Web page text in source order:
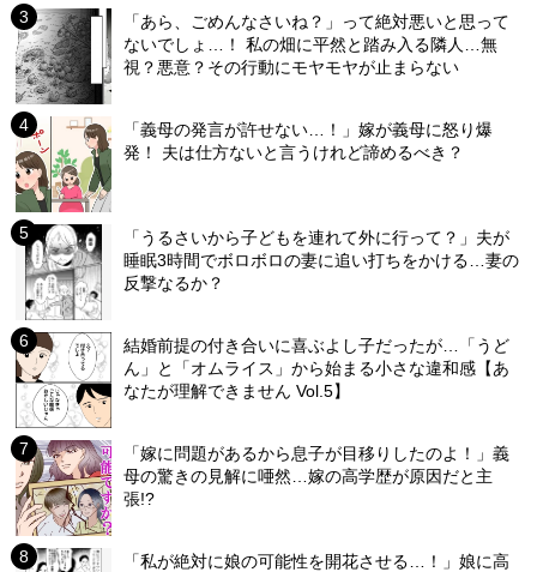
「あら、ごめんなさいね？」って絶対悪いと思って
ないでしょ…！ 私の畑に平然と踏み入る隣人…無
視？悪意？その行動にモヤモヤが止まらない
「義母の発言が許せない…！」嫁が義母に怒り爆
発！ 夫は仕方ないと言うけれど諦めるべき？
「うるさいから子どもを連れて外に行って？」夫が
睡眠3時間でボロボロの妻に追い打ちをかける…妻の
反撃なるか？
結婚前提の付き合いに喜ぶよし子だったが…「うど
ん」と「オムライス」から始まる小さな違和感【あ
なたが理解できません Vol.5】
「嫁に問題があるから息子が目移りしたのよ！」義
母の驚きの見解に唖然…嫁の高学歴が原因だと主
張!?
「私が絶対に娘の可能性を開花させる…！」娘に高